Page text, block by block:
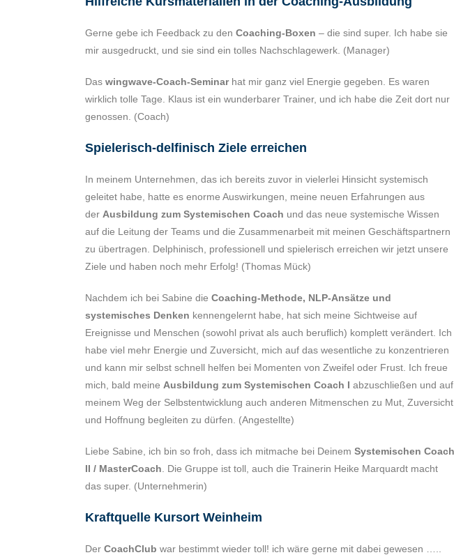
Gerne gebe ich Feedback zu den Coaching-Boxen – die sind super. Ich habe sie
mir ausgedruckt, und sie sind ein tolles Nachschlagewerk. (Manager)
Das wingwave-Coach-Seminarhat mir ganz viel Energie gegeben. Es waren
wirklich tolle Tage. Klaus ist ein wunderbarer Trainer, und ich habe die Zeit dort nur
genossen. (Coach)
Spielerisch-delfinisch Ziele erreichen
In meinem Unternehmen, das ich bereits zuvor in vielerlei Hinsicht systemisch
geleitet habe, hatte es enorme Auswirkungen, meine neuen Erfahrungen aus
der Ausbildung zum Systemischen Coach und das neue systemische Wissen
auf die Leitung der Teams und die Zusammenarbeit mit meinen Geschäftspartnern
zu übertragen. Delphinisch, professionell und spielerisch erreichen wir jetzt unsere
Ziele und haben noch mehr Erfolg! (Thomas Mück)
Nachdem ich bei Sabine die Coaching-Methode, NLP-Ansätze und
systemisches Denken kennengelernt habe, hat sich meine Sichtweise auf
Ereignisse und Menschen (sowohl privat als auch beruflich) komplett verändert. Ich
habe viel mehr Energie und Zuversicht, mich auf das wesentliche zu konzentrieren
und kann mir selbst schnell helfen bei Momenten von Zweifel oder Frust. Ich freue
mich, bald meine Ausbildung zum Systemischen Coach I abzuschließen und auf
meinem Weg der Selbstentwicklung auch anderen Mitmenschen zu Mut, Zuversicht
und Hoffnung begleiten zu dürfen. (Angestellte)
Liebe Sabine, ich bin so froh, dass ich mitmache bei Deinem Systemischen Coach
II / MasterCoach . Die Gruppe ist toll, auch die Trainerin Heike Marquardt macht
das super. (Unternehmerin)
Kraftquelle Kursort Weinheim
Der CoachClub war bestimmt wieder toll! ich wäre gerne mit dabei gewesen …..